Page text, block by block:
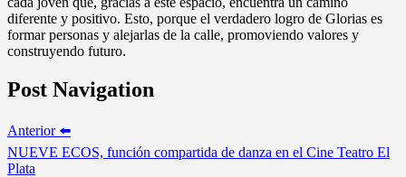
diferente y positivo. Esto, porque el verdadero logro de Glorias es
formar personas y alejarlas de la calle, promoviendo valores y
construyendo futuro.
Post Navigation
Anterior ⬅️
NUEVE ECOS, función compartida de danza en el Cine Teatro El
Plata